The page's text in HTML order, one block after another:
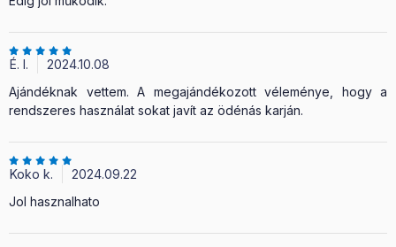
É. I.
2024.10.08
Ajándéknak vettem. A megajándékozott véleménye, hogy a
rendszeres használat sokat javít az ödénás karján.
Koko k.
2024.09.22
Jol hasznalhato